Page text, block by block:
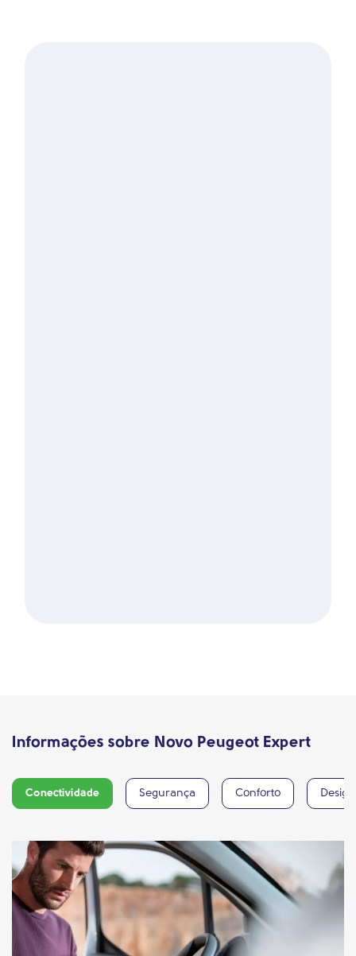
Informações sobre Novo Peugeot Expert
Conectividade Segurança Conforto Design